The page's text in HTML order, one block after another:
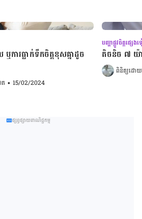
ឬការធ្លាក់ទឹកចិត្តខុសគ្នាដូច
• 15/02/2024
បញ្ហាផ្លូវចិត្តផ្សេង
តិចនិច ៧ យ៉
ពិនិត្យដោ
ផ្សព្វផ្សាយពាណិជ្ជកម្ម